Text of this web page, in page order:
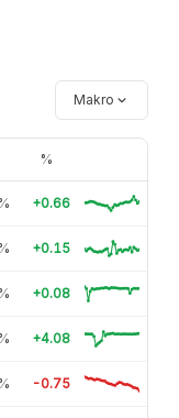
Makro
%
+0.66
+0.15
+0.08
+4.08
-0.75